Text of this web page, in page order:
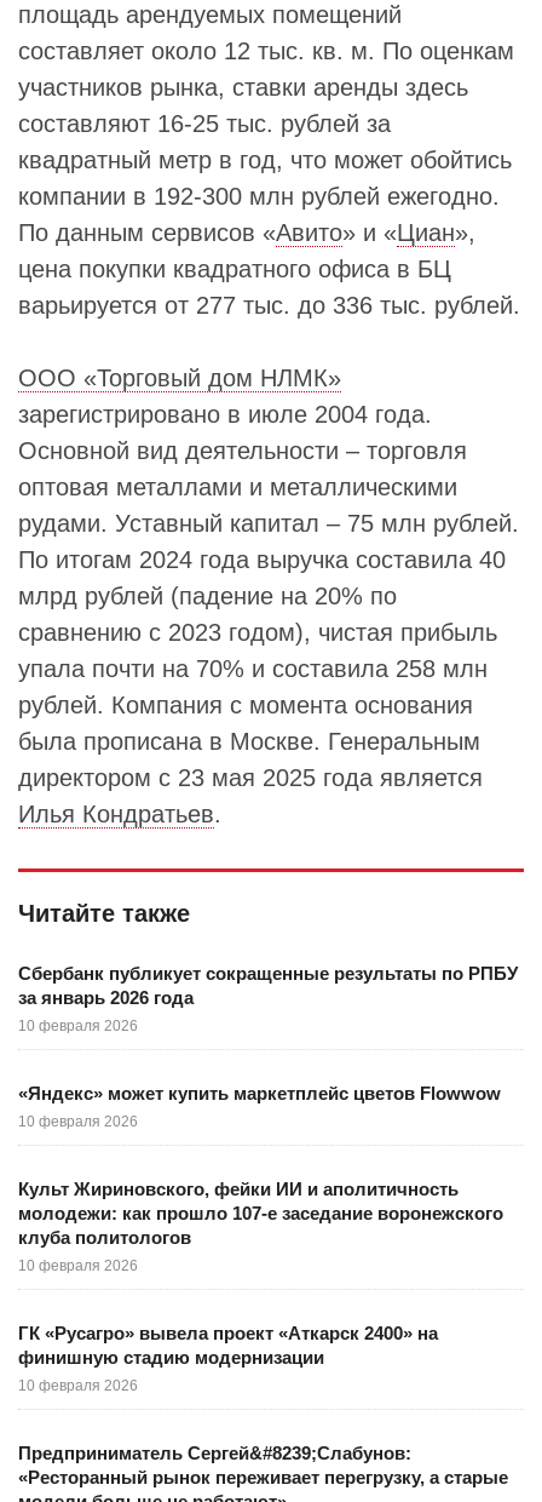
площадь арендуемых помещений
составляет около 12 тыс. кв. м. По оценкам
участников рынка, ставки аренды здесь
составляют 16-25 тыс. рублей за
квадратный метр в год, что может обойтись
компании в 192-300 млн рублей ежегодно.
По данным сервисов «Авито» и «Циан»,
цена покупки квадратного офиса в БЦ
варьируется от 277 тыс. до 336 тыс. рублей.
ООО «Торговый дом НЛМК»
зарегистрировано в июле 2004 года.
Основной вид деятельности – торговля
оптовая металлами и металлическими
рудами. Уставный капитал – 75 млн рублей.
По итогам 2024 года выручка составила 40
млрд рублей (падение на 20% по
сравнению с 2023 годом), чистая прибыль
упала почти на 70% и составила 258 млн
рублей. Компания с момента основания
была прописана в Москве. Генеральным
директором с 23 мая 2025 года является
Илья Кондратьев.
Читайте также
Сбербанк публикует сокращенные результаты по РПБУ
за январь 2026 года
10 февраля 2026
«Яндекс» может купить маркетплейс цветов Flowwow
10 февраля 2026
Культ Жириновского, фейки ИИ и аполитичность
молодежи: как прошло 107-е заседание воронежского
клуба политологов
10 февраля 2026
ГК «Русагро» вывела проект «Аткарск 2400» на
финишную стадию модернизации
10 февраля 2026
Предприниматель Сергей&#8239;Слабунов:
«Ресторанный рынок переживает перегрузку, а старые